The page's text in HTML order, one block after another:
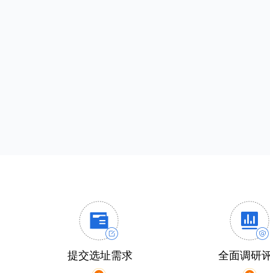
提交选址需求 全面调研